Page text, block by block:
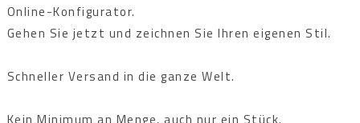
Online-Konfigurator.
Gehen Sie jetzt und zeichnen Sie Ihren eigenen Stil.
Schneller Versand in die ganze Welt.